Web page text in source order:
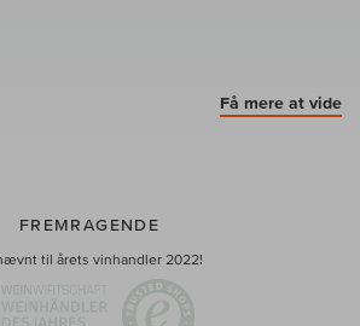
Få mere at vide
FREMRAGENDE
til årets vinhandler 2022!